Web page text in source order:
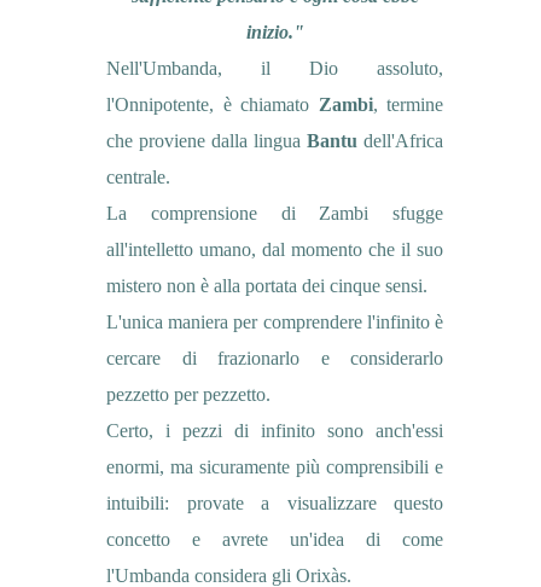
inizio."
Nell'Umbanda, il Dio assoluto,
l'Onnipotente, è chiamato Zambi, termine
che proviene dalla lingua Bantu dell'Africa
centrale.
La comprensione di Zambi sfugge
all'intelletto umano, dal momento che il suo
mistero non è alla portata dei cinque sensi.
L'unica maniera per comprendere l'infinito è
cercare di frazionarlo e considerarlo
pezzetto per pezzetto.
Certo, i pezzi di infinito sono anch'essi
enormi, ma sicuramente più comprensibili e
intuibili: provate a visualizzare questo
concetto e avrete un'idea di come
l'Umbanda considera gli Orixàs.